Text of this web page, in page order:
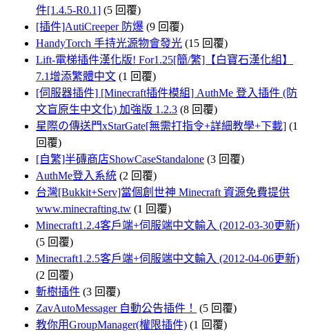
件[1.4.5-R0.1] (5 回覆)
[插件]AutiCreeper 防爆 (9 回覆)
HandyTorch 手持光源物會發光 (15 回覆)
Lift-電梯插件漢化版! For1.25[簡/繁]【白寶石漢化組】
7.1增添繁體中文 (1 回覆)
[伺服器插件] [Minecraft插件模組] AuthMe 登入插件 (防
文盲原生中文化) 加強版 1.2.3 (8 回覆)
星際の傳送門xStarGate[無需打指令+詳細教學+下載] (1
回覆)
[自繁]半磚商店ShowCaseStandalone (3 回覆)
AuthMe登入系統 (2 回覆)
台灣[Bukkit+Serv]當個創世神 Minecraft 資源免費提供
www.minecrafting.tw (1 回覆)
Minecraft1.2.4客戶端+伺服端中文輸入 (2012-03-30更新)
(5 回覆)
Minecraft1.2.5客戶端+伺服端中文輸入 (2012-04-06更新)
(2 回覆)
斬樹插件 (3 回覆)
ZavAutoMessager 自動公告插件！
(5 回覆)
教你用GroupManager(權限插件) (1 回覆)